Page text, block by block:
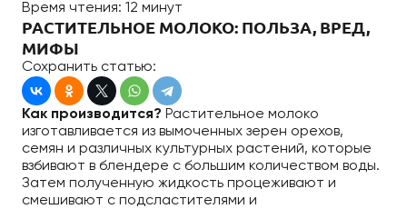
Время чтения: 12 минут
РАСТИТЕЛЬНОЕ МОЛОКО: ПОЛЬЗА, ВРЕД,
МИФЫ
Сохранить статью:
Как производится? Растительное молоко
изготавливается из вымоченных зерен орехов,
семян и различных культурных растений, которые
взбивают в блендере с большим количеством воды.
Затем полученную жидкость процеживают и
смешивают с подсластителями и